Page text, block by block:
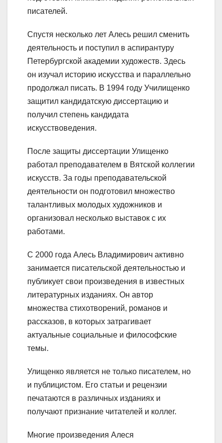
писателей.
Спустя несколько лет Алесь решил сменить
деятельность и поступил в аспирантуру
Петербургской академии художеств. Здесь
он изучал историю искусства и параллельно
продолжал писать. В 1994 году Училищенко
защитил кандидатскую диссертацию и
получил степень кандидата
искусствоведения.
После защиты диссертации Улищенко
работал преподавателем в Вятской коллегии
искусств. За годы преподавательской
деятельности он подготовил множество
талантливых молодых художников и
организовал несколько выставок с их
работами.
С 2000 года Алесь Владимирович активно
занимается писательской деятельностью и
публикует свои произведения в известных
литературных изданиях. Он автор
множества стихотворений, романов и
рассказов, в которых затрагивает
актуальные социальные и философские
темы.
Улищенко является не только писателем, но
и публицистом. Его статьи и рецензии
печатаются в различных изданиях и
получают признание читателей и коллег.
Многие произведения Алеся